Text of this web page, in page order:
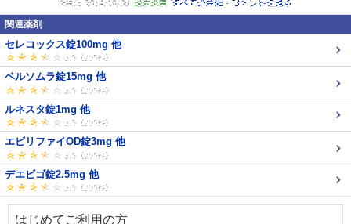
関連薬剤
セレコックス錠100mg 他
ベルソムラ錠15mg 他
ルネスタ錠1mg 他
エビリファイOD錠3mg 他
デエビゴ錠2.5mg 他
はじめてご利用の方